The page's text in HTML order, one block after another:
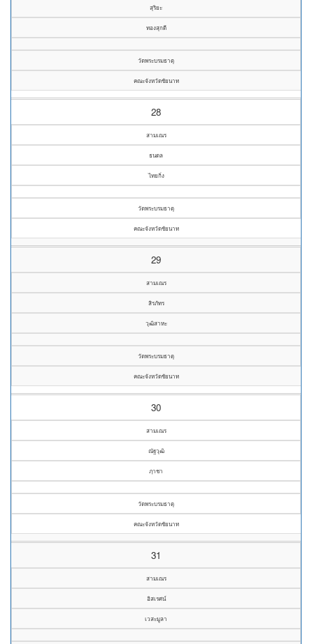
สุริยะ
ทองสุกดี
วัดพระบรมธาตุ
คณะจังหวัดชัยนาท
28
สามเณร
ธนดล
ไทยกิ่ง
วัดพระบรมธาตุ
คณะจังหวัดชัยนาท
29
สามเณร
สิรภัทร
วุฒิสาหะ
วัดพระบรมธาตุ
คณะจังหวัดชัยนาท
30
สามเณร
ณัฐวุฒิ
ฦาชา
วัดพระบรมธาตุ
คณะจังหวัดชัยนาท
31
สามเณร
อิสเรศน์
เวสะมูลา